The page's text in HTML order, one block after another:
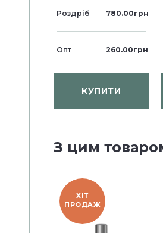
Роздріб 780.00грн
Опт 260.00грн
КУПИТИ
З цим
ХІТ
ПРОДАЖ